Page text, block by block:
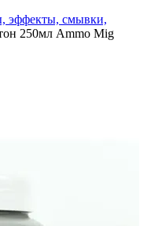
эффекты, смывки,
250мл Ammo Mig